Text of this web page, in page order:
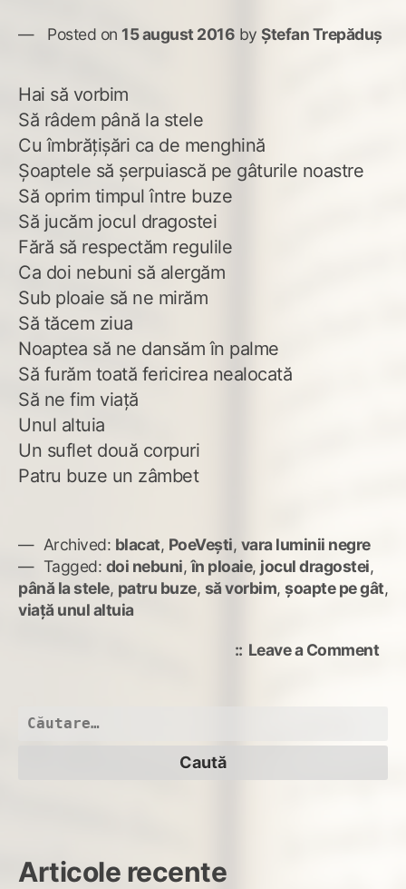
Posted on 15 august 2016 by Ștefan Trepăduș
Hai să vorbim
Să râdem până la stele
Cu îmbrățișări ca de menghină
Șoaptele să șerpuiască pe gâturile noastre
Să oprim timpul între buze
Să jucăm jocul dragostei
Fără să respectăm regulile
Ca doi nebuni să alergăm
Sub ploaie să ne mirăm
Să tăcem ziua
Noaptea să ne dansăm în palme
Să furăm toată fericirea nealocată
Să ne fim viață
Unul altuia
Un suflet două corpuri
Patru buze un zâmbet
Archived: blacat, PoeVești, vara luminii negre
Tagged: doi nebuni,în ploaie, jocul dragostei,
până la stele, patru buze, să vorbim, șoapte pe gât,
viață unul altuia
Leave a Commenton
Caută
Articole recente